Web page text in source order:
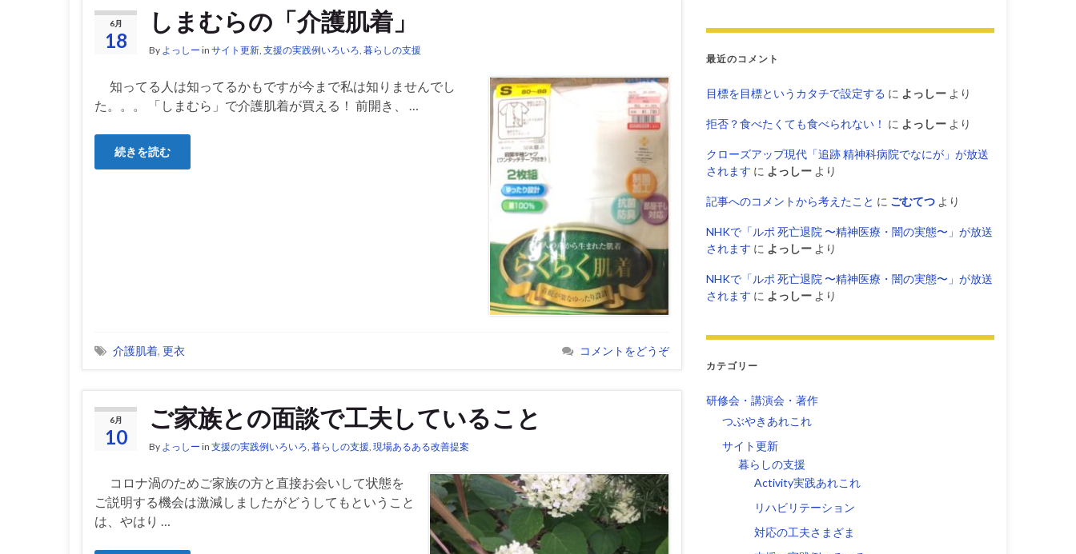
6月
18
しまむらの「介護肌着」
By よっしー in サイト更新, 支援の実践例いろいろ, 暮らしの支援
知ってる人は知ってるかもですが今まで私は知りませんでし
た。。。 「しまむら」で介護肌着が買える！ 前開き、 …
続きを読む
介護肌着, 更衣 コメントをどうぞ
6月
10
ご家族との面談で工夫していること
By よっしー in 支援の実践例いろいろ, 暮らしの支援, 現場あるある改善提案
コロナ渦のためご家族の方と直接お会いして状態を
ご説明する機会は激減しましたがどうしてもということ
は、やはり …
最近のコメント
目標を目標というカタチで設定する に よっしー より
拒否？食べたくても食べられない！ に よっしー より
クローズアップ現代「追跡 精神科病院でなにが」が放送
されます に よっしー より
記事へのコメントから考えたこと に ごむてつ より
NHKで「ルポ 死亡退院 〜精神医療・闇の実態〜」が放送
されます に よっしー より
NHKで「ルポ 死亡退院 〜精神医療・闇の実態〜」が放送
されます に よっしー より
カテゴリー
研修会・講演会・著作
つぶやきあれこれ
サイト更新
暮らしの支援
Activity実践あれこれ
リハビリテーション
対応の工夫さまざま